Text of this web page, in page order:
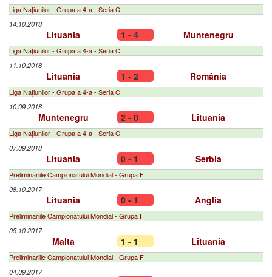
Liga Naţiunilor - Grupa a 4-a - Seria C
14.10.2018
Lituania 1 - 4 Muntenegru
Liga Naţiunilor - Grupa a 4-a - Seria C
11.10.2018
Lituania 1 - 2 România
Liga Naţiunilor - Grupa a 4-a - Seria C
10.09.2018
Muntenegru 2 - 0 Lituania
Liga Naţiunilor - Grupa a 4-a - Seria C
07.09.2018
Lituania 0 - 1 Serbia
Preliminariile Campionatului Mondial - Grupa F
08.10.2017
Lituania 0 - 1 Anglia
Preliminariile Campionatului Mondial - Grupa F
05.10.2017
Malta 1 - 1 Lituania
Preliminariile Campionatului Mondial - Grupa F
04.09.2017